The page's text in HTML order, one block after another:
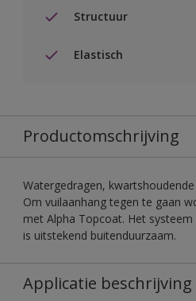
Structuur
Elastisch
Productomschrijving
Watergedragen,
Om vuilaanhang tegen te gaan
met Alpha Topcoat. Het
is uitstekend buitenduurzaam.
Applicatie beschrijving